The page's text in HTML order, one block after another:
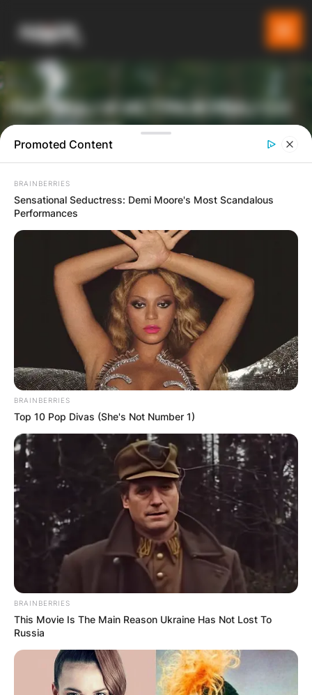
ПАТУВАЈ И ИСТРАЖУВАЈ СО
GLADIATOR
ТУРИСТИЧКА ПЛАТФОРМА
Барај
КАТЕГОРИИ
Пронајдете го тоа што ве интересира
најмногу
Promoted Content
BRAINBERRIES
Sensational Seductress: Demi Moore's Most Scandalous
Performances
BRAINBERRIES
Top 10 Pop Divas (She's Not Number 1)
BRAINBERRIES
This Movie Is The Main Reason Ukraine Has Not Lost To
Russia